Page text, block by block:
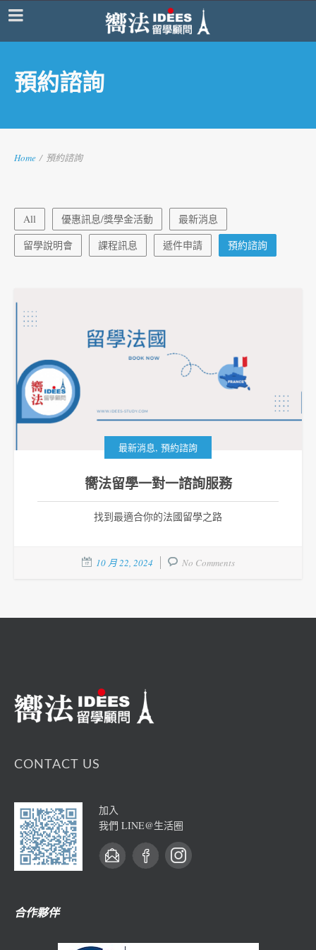
預約諮詢
Home / 預約諮詢
All 優惠訊息/獎學金活動
最新消息
留學說明會
課程訊息 遞件申請 預約諮詢
最新消息, 預約諮詢
嚮法留學一對一諮詢服務
找到最適合你的法國留學之路
10 月 22, 2024 No Comments
CONTACT US
加入
我們 LINE@生活圈
合作夥伴